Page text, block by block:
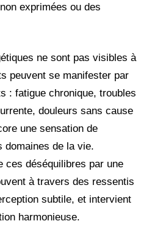
exprimées ou des
ne sont pas visibles à
peuvent se manifester par
: fatigue chronique, troubles
douleurs sans cause
une sensation de
domaines de la vie.
ces déséquilibres par une
à travers des ressentis
subtile, et intervient
harmonieuse.